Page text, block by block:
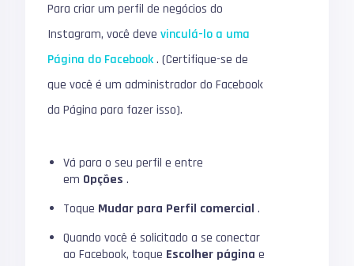
Para criar um perfil de negócios do
Instagram, você devevinculá-lo a uma
Página do Facebook. (Certifique-se de
que você é um administrador do Facebook
da Página para fazer isso).
Vá para o seu perfil e entre
em Opções .
Toque Mudar para Perfil comercial .
Quando você é solicitado a se conectar
ao Facebook, toque Escolher página e